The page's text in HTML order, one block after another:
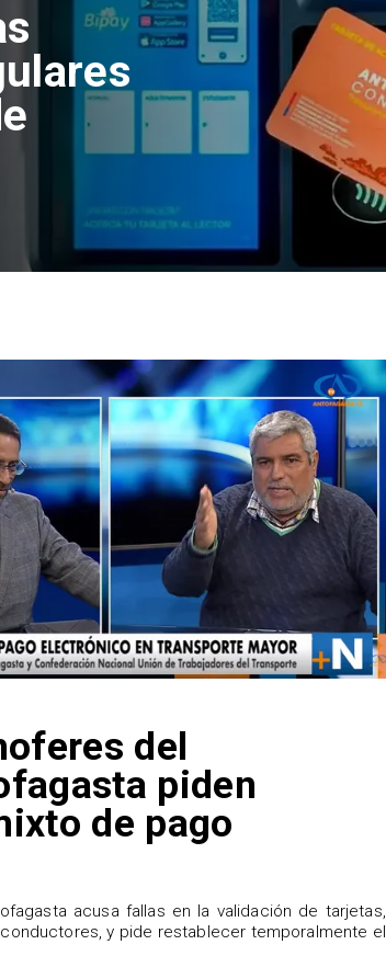
del
piden
de pago
acusa fallas en la validación de tarjetas,
y pide restablecer temporalmente el